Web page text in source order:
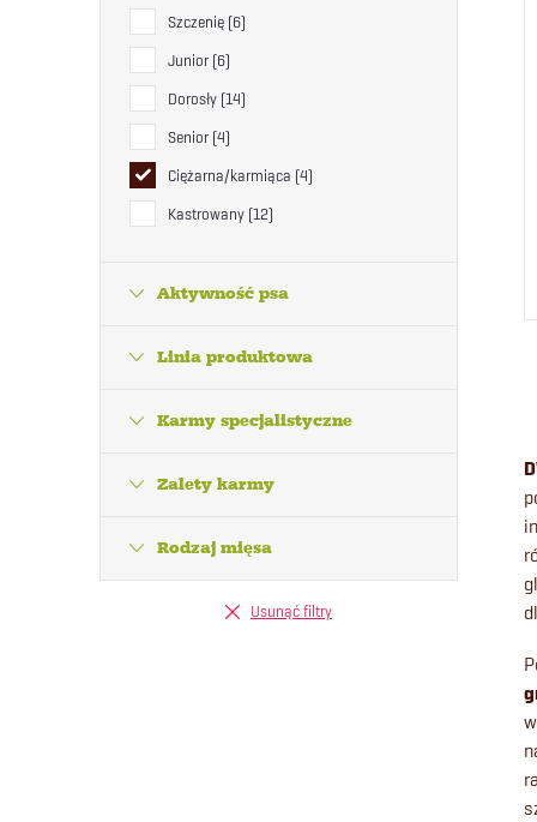
Szczenię 6
Junior 6
Dorosły 14
Senior 4
Ciężarna/karmiąca 4
Kastrowany 12
Aktywność psa
Linia produktowa
Karmy specjalistyczne
Zalety karmy
Rodzaj mięsa
Usunąć filtry
t
l
i